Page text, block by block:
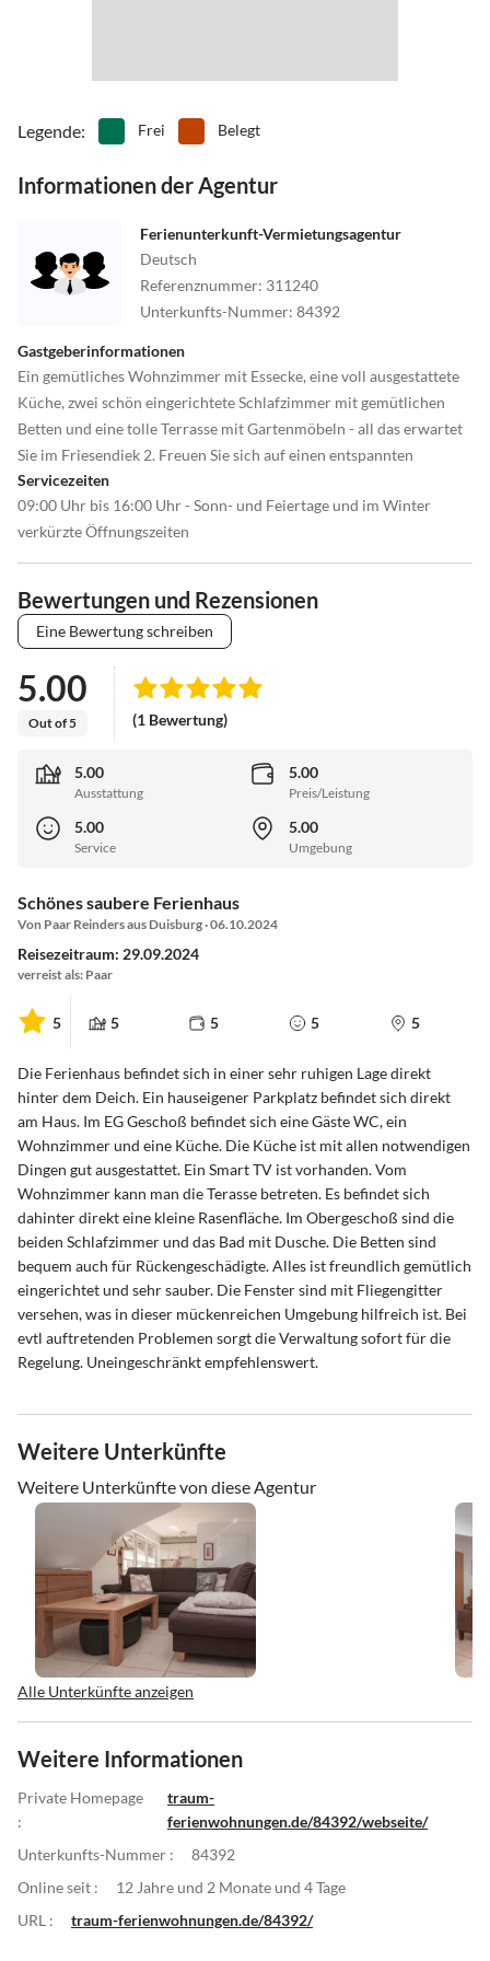
Legende: Frei Belegt
Informationen der Agentur
Ferienunterkunft-Vermietungsagentur
Deutsch
Referenznummer: 311240
Unterkunfts-Nummer: 84392
Gastgeberinformationen
Ein gemütliches Wohnzimmer mit Essecke, eine voll ausgestattete
Küche, zwei schön eingerichtete Schlafzimmer mit gemütlichen
Betten und eine tolle Terrasse mit Gartenmöbeln - all das erwartet
Sie im Friesendiek 2. Freuen Sie sich auf einen entspannten
Servicezeiten
09:00 Uhr bis 16:00 Uhr - Sonn- und Feiertage und im Winter
verkürzte Öffnungszeiten
Bewertungen und Rezensionen
Eine Bewertung schreiben
5.00
Out of 5 (1 Bewertung)
5.00
Ausstattung
5.00
Preis/Leistung
5.00
Service
5.00
Umgebung
Schönes saubere Ferienhaus
Von Paar Reinders aus Duisburg · 06.10.2024
Reisezeitraum: 29.09.2024
verreist als: Paar
5 5 5 5 5
Die Ferienhaus befindet sich in einer sehr ruhigen Lage direkt
hinter dem Deich. Ein hauseigener Parkplatz befindet sich direkt
am Haus. Im EG Geschoß befindet sich eine Gäste WC, ein
Wohnzimmer und eine Küche. Die Küche ist mit allen notwendigen
Dingen gut ausgestattet. Ein Smart TV ist vorhanden. Vom
Wohnzimmer kann man die Terasse betreten. Es befindet sich
dahinter direkt eine kleine Rasenfläche. Im Obergeschoß sind die
beiden Schlafzimmer und das Bad mit Dusche. Die Betten sind
bequem auch für Rückengeschädigte. Alles ist freundlich gemütlich
eingerichtet und sehr sauber. Die Fenster sind mit Fliegengitter
versehen, was in dieser mückenreichen Umgebung hilfreich ist. Bei
evtl auftretenden Problemen sorgt die Verwaltung sofort für die
Regelung. Uneingeschränkt empfehlenswert.
Weitere Unterkünfte
Weitere Unterkünfte von diese Agentur
Alle Unterkünfte anzeigen
Weitere Informationen
Private Homepage
:
traum-
ferienwohnungen.de/84392/webseite/
Unterkunfts-Nummer :
84392
Online seit :
12 Jahre und 2 Monate und 4 Tage
URL :
traum-ferienwohnungen.de/84392/